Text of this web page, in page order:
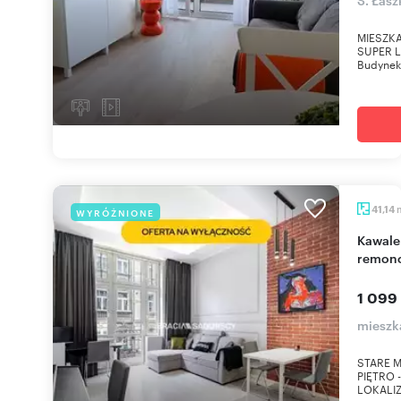
SUPER
WYRÓŻNIONE 41,14
Kawalerka z balkonem w sercu Krakowa, po
1 099
STARE
PIĘTRO